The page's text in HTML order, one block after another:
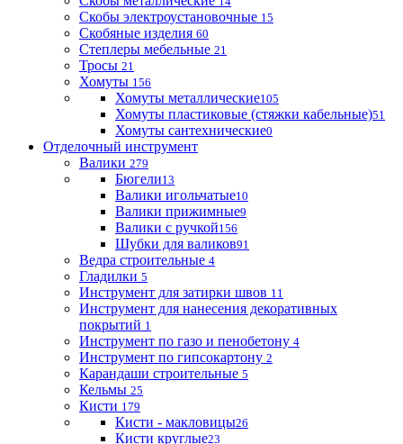
Скобы электроустановочные 15
Скобяные изделия 60
Степлеры мебельные 21
Тросы 21
Хомуты 156
Хомуты металлические105
Хомуты пластиковые (стяжки кабельные)51
Хомуты сантехнические0
Отделочный инструмент
Валики 279
Бюгели13
Валики игольчатые10
Валики прижимные9
Валики с ручкой156
Шубки для валиков91
Ведра строительные 4
Гладилки 5
Инструмент для затирки швов 11
Инструмент для нанесения декоративных
покрытий 1
Инструмент по газо и пенобетону 4
Инструмент по гипсокартону 2
Карандаши строительные 5
Кельмы 25
Кисти 179
Кисти - макловицы26
Кисти круглые23